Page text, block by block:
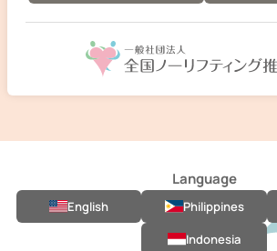
Language
English Philippines
Indonesia